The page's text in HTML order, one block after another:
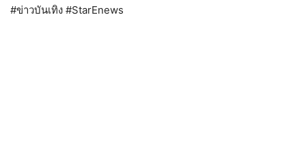
#ข่าวบันเทิง #StarEnews